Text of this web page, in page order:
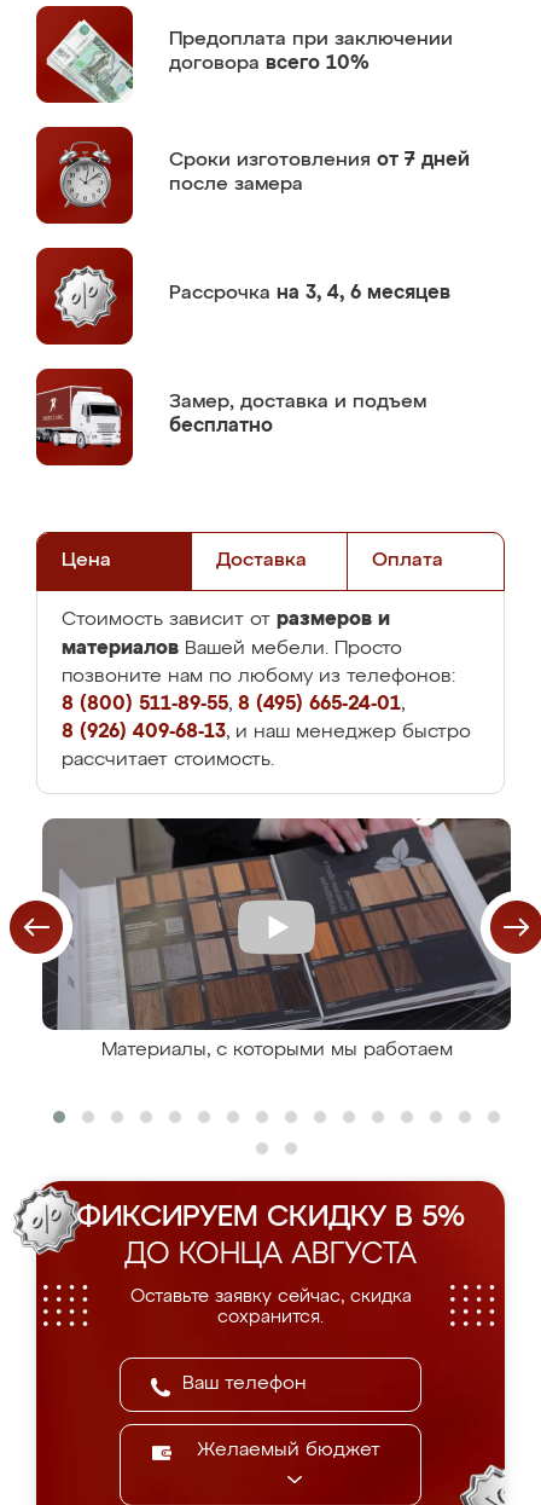
Предоплата при заключении
договора всего 10%
Сроки изготовления от 7 дней
после замера
Рассрочка на 3, 4, 6 месяцев
Замер, доставка и подъем
бесплатно
Цена Доставка Оплата
Стоимость зависит от размеров и
материалов Вашей мебели. Просто
позвоните нам по любому из телефонов:
8 (800) 511-89-55, 8 (495) 665-24-01,
8 (926) 409-68-13, и наш менеджер быстро
рассчитает стоимость.
Материалы, с которыми мы работаем
ФИКСИРУЕМ СКИДКУ В 5%
ДО КОНЦА АВГУСТА
Оставьте заявку сейчас, скидка
сохранится.
Желаемый бюджет